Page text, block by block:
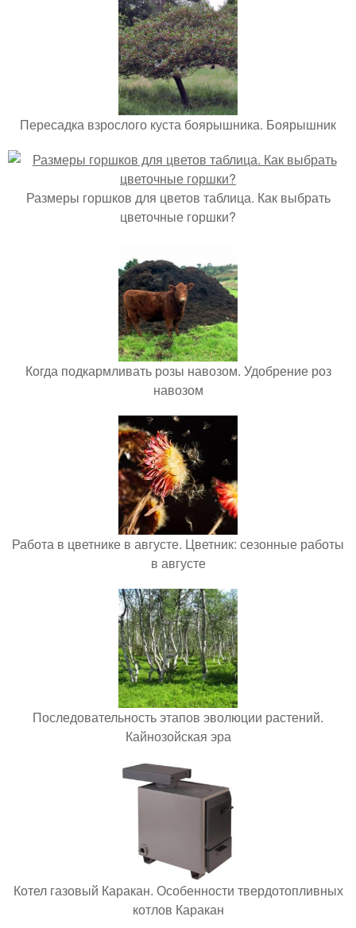
Пересадка взрослого куста боярышника. Боярышник
Размеры горшков для цветов таблица. Как выбрать
цветочные горшки?
Когда подкармливать розы навозом. Удобрение роз
навозом
Работа в цветнике в августе. Цветник: сезонные работы
в августе
Последовательность этапов эволюции растений.
Кайнозойская эра
Котел газовый Каракан. Особенности твердотопливных
котлов Каракан